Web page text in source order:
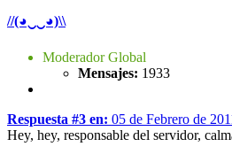
//(◕‿‿◕)\\
Moderador Global
Mensajes: 1933
Respuesta #3 en: 05 de Febrero de
Hey, hey, responsable del servidor,